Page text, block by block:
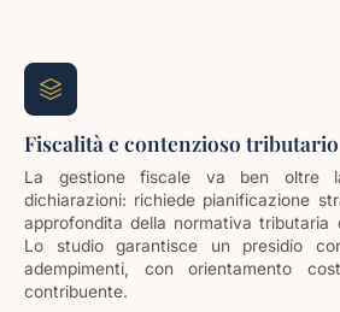
Fiscalità e contenzioso tributario
La gestione fiscale va ben oltre
dichiarazioni: richiede pianificazione
approfondita della normativa tributaria
Lo studio garantisce un presidio
adempimenti, con orientamento
contribuente.